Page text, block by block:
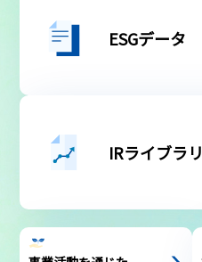
ESGデータ
IRライブラ